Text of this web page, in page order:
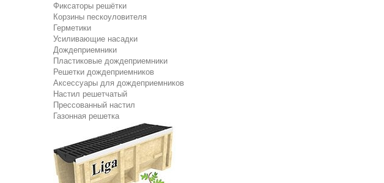
Фиксаторы решётки
Корзины пескоуловителя
Герметики
Усиливающие насадки
Дождеприемники
Пластиковые дождеприемники
Решетки дождеприемников
Аксессуары для дождеприемников
Настил решетчатый
Прессованный настил
Газонная решетка